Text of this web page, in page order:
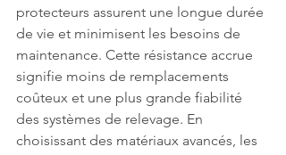
protecteurs assurent une longue durée
de vie et minimisent les besoins de
maintenance. Cette résistance accrue
signifie moins de remplacements
coûteux et une plus grande fiabilité
des systèmes de relevage. En
choisissant des matériaux avancés, les